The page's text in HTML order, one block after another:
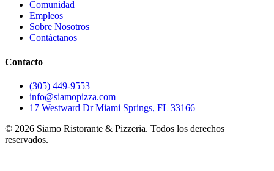
Comunidad
Empleos
Sobre Nosotros
Contáctanos
Contacto
(305) 449-9553
info@siamopizza.com
17 Westward Dr Miami Springs, FL 33166
© 2026 Siamo Ristorante & Pizzeria. Todos los derechos
reservados.